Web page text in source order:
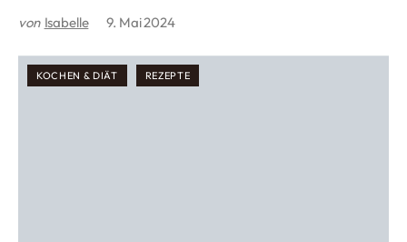
von Isabelle 9. Mai 2024
KOCHEN & DIÄT REZEPTE